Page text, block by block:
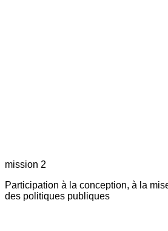
mission 2
Participation à la conception, à la
des politiques publiques